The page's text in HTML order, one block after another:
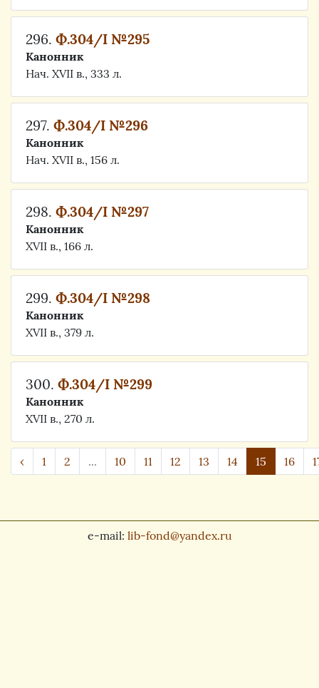
296. Ф.304/I №295
Канонник
Нач. XVII в., 333 л.
297. Ф.304/I №296
Канонник
Нач. XVII в., 156 л.
298. Ф.304/I №297
Канонник
XVII в., 166 л.
299. Ф.304/I №298
Канонник
XVII в., 379 л.
300. Ф.304/I №299
Канонник
XVII в., 270 л.
‹ 1 2 ... 10 11 12 13 14 15 16
e-mail: lib-fond@yandex.ru